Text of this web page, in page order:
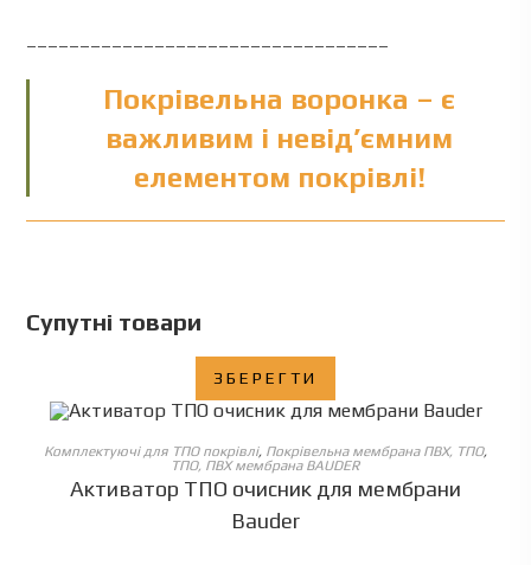
Покрівельна воронка – є
важливим і невід’ємним
елементом покрівлі!
Супутні товари
ЗБЕРЕГТИ
ОБЕРІТЬ ОПЦІЇ
Комплектуючі для ТПО покрівлі, Покрівельна мембрана ПВХ, ТПО,
ТПО, ПВХ мембрана BAUDER
Активатор ТПО очисник для мембрани
Bauder